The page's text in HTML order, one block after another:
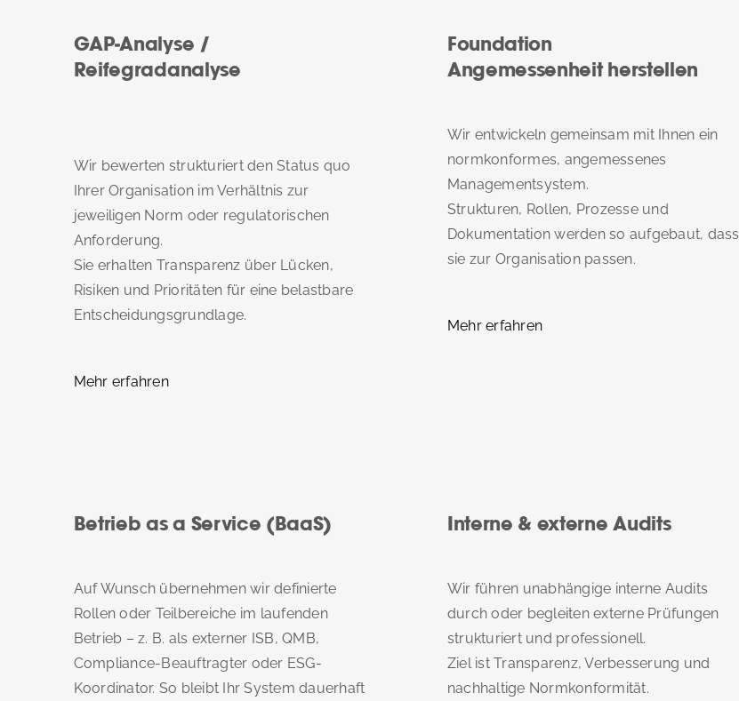
GAP-Analyse /
Reifegradanalyse
Wir bewerten strukturiert den Status quo
Ihrer Organisation im Verhältnis zur
jeweiligen Norm oder regulatorischen
Anforderung.
Sie erhalten Transparenz über Lücken,
Risiken und Prioritäten für eine belastbare
Entscheidungsgrundlage.
Mehr erfahren
Foundation
Angemessenheit herstellen
Wir entwickeln gemeinsam mit Ihnen ein
normkonformes, angemessenes
Managementsystem.
Strukturen, Rollen, Prozesse und
Dokumentation werden so aufgebaut, dass
sie zur Organisation passen.
Mehr erfahren
Betrieb as a Service (BaaS)
Auf Wunsch übernehmen wir definierte
Rollen oder Teilbereiche im laufenden
Betrieb – z. B. als externer ISB, QMB,
Compliance-Beauftragter oder ESG-
Koordinator. So bleibt Ihr System dauerhaft
Interne & externe Audits
Wir führen unabhängige interne Audits
durch oder begleiten externe Prüfungen
strukturiert und professionell.
Ziel ist Transparenz, Verbesserung und
nachhaltige Normkonformität.